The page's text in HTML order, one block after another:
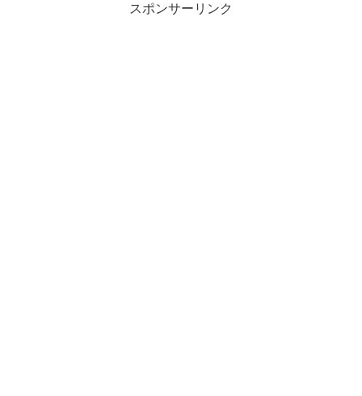
スポンサーリンク